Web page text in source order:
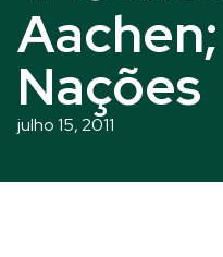
Nações
julho 15, 2011